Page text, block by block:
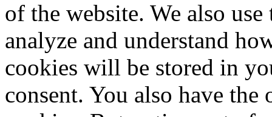
of the website. We also
analyze and understand
cookies will be stored in
consent. You also have